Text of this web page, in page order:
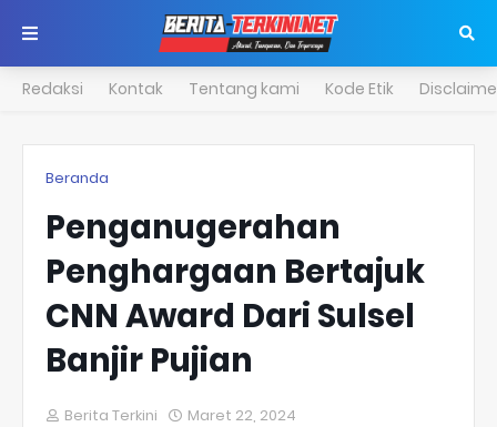
Redaksi Kontak Tentang kami Kode Etik
Beranda
Penganugerahan
Penghargaan Bertajuk
CNN Award Dari Sulsel
Banjir Pujian
Berita Terkini Maret 22, 2024